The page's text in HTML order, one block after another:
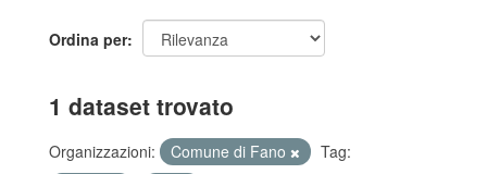
Ordina per
1 dataset trovato
Organizzazioni: Comune di Fano
Tag: